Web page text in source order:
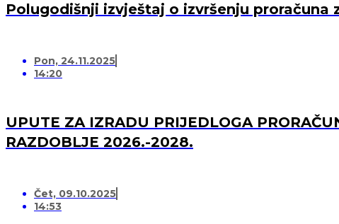
Polugodišnji izvještaj o izvršenju proračuna
Pon, 24.11.2025
14:20
UPUTE ZA IZRADU PRIJEDLOGA
RAZDOBLJE 2026.-2028.
Čet, 09.10.2025
14:53